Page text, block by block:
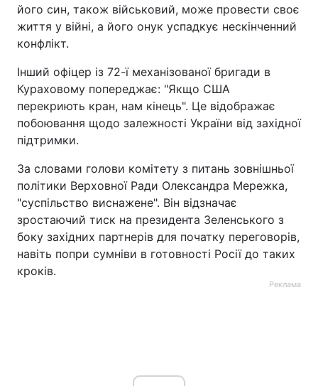
його син, також військовий, може провести своє
життя у війні, а його онук успадкує нескінченний
конфлікт.
Інший офіцер із 72-ї механізованої бригади в
Кураховому попереджає: "Якщо США
перекриють кран, нам кінець". Це відображає
побоювання щодо залежності України від західної
підтримки.
За словами голови комітету з питань зовнішньої
політики Верховної Ради Олександра Мережка,
"суспільство виснажене". Він відзначає
зростаючий тиск на президента Зеленського з
боку західних партнерів для початку переговорів,
навіть попри сумніви в готовності Росії до таких
кроків.
Реклама